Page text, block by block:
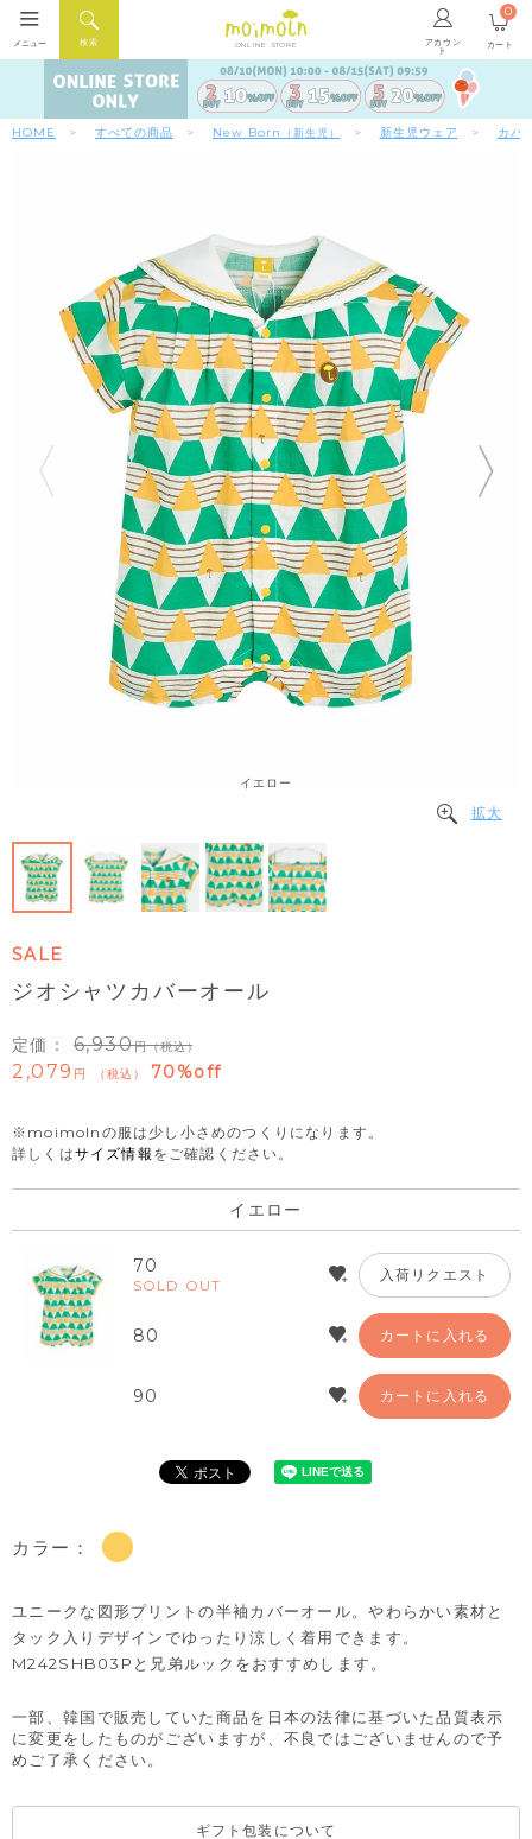
ONLINE STORE アカウン
ト
検索
メニュー カート
0
HOME すべての商品 New Born （新生児） 新生児ウェア カバ
イエロー
拡大
SALE
ジオシャツカバーオール
定価： 6,930 （税込）
2,079 税込 70%off
※moimolnの服は少し小さめのつくりになります。
詳しくはサイズ情報 をご確認ください。
イエロー
70
SOLD OUT
入荷リクエスト
80 カートに入れる
90 カートに入れる
カラー：
ユニークな図形プリントの半袖カバーオール。やわらかい素材と
タック入りデザインでゆったり涼しく着用できます。
M242SHB03Pと兄弟ルックをおすすめします。
一部、韓国で販売していた商品を日本の法律に基づいた品質表示
に変更をしたものがございますが、不良ではございませんので予
めご了承ください。
ギフト包装について